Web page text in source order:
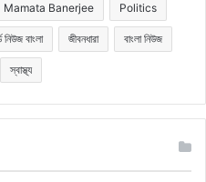
Mamata Banerjee Politics
নিউজ বাংলা জীবনধারা বাংলা নিউজ
স্বাস্থ্য